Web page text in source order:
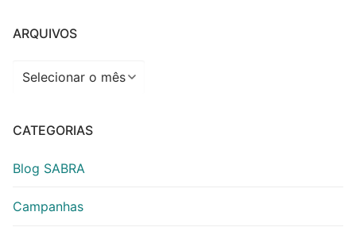
ARQUIVOS
Arquivos
CATEGORIAS
Blog SABRA
Campanhas